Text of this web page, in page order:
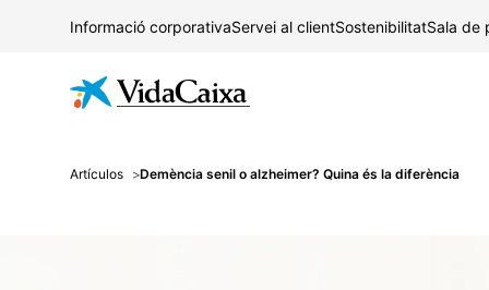
Informació corporativaServei al clientSostenibilitatSala de
Artículos Demència senil o alzheimer? Quina és la diferència